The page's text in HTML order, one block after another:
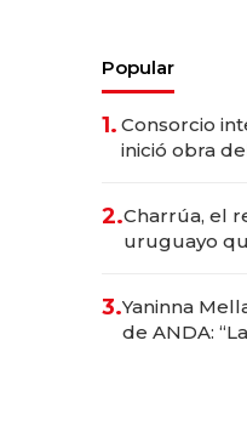
Popular
1. Consorcio
inició obra
millones
2.Charrúa, el
uruguayo
anticipación
3.Yaninna
de ANDA: